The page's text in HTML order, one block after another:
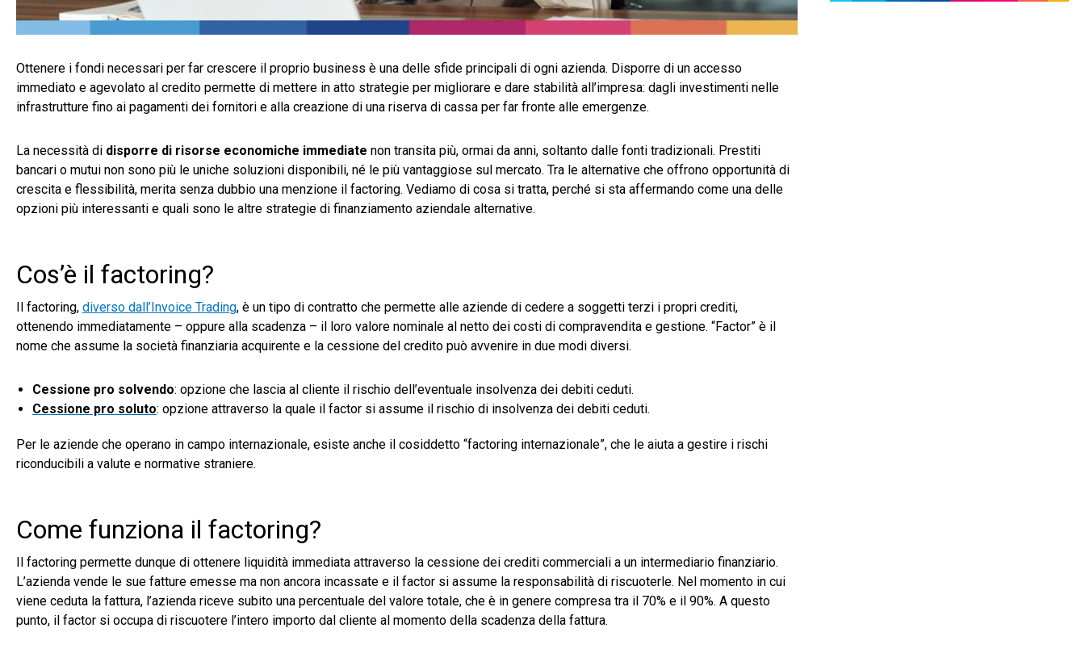
Ottenere i fondi necessari per far crescere il proprio business è una delle sfide principali di ogni azienda. Disporre di un accesso
immediato e agevolato al credito permette di mettere in atto strategie per migliorare e dare stabilità all’impresa: dagli investimenti nelle
infrastrutture fino ai pagamenti dei fornitori e alla creazione di una riserva di cassa per far fronte alle emergenze.
La necessità di disporre di risorse economiche immediate non transita più, ormai da anni, soltanto dalle fonti tradizionali. Prestiti
bancari o mutui non sono più le uniche soluzioni disponibili, né le più vantaggiose sul mercato. Tra le alternative che offrono opportunità di
crescita e flessibilità, merita senza dubbio una menzione il factoring. Vediamo di cosa si tratta, perché si sta affermando come una delle
opzioni più interessanti e quali sono le altre strategie di finanziamento aziendale alternative.
Cos’è il factoring?
Il factoring, diverso dall’Invoice Trading, è un tipo di contratto che permette alle aziende di cedere a soggetti terzi i propri crediti,
ottenendo immediatamente – oppure alla scadenza – il loro valore nominale al netto dei costi di compravendita e gestione. “Factor” è il
nome che assume la società finanziaria acquirente e la cessione del credito può avvenire in due modi diversi.
Cessione pro solvendo: opzione che lascia al cliente il rischio dell’eventuale insolvenza dei debiti ceduti.
Cessione pro soluto: opzione attraverso la quale il factor si assume il rischio di insolvenza dei debiti ceduti.
Per le aziende che operano in campo internazionale, esiste anche il cosiddetto “factoring internazionale”, che le aiuta a gestire i rischi
riconducibili a valute e normative straniere.
Come funziona il factoring?
Il factoring permette dunque di ottenere liquidità immediata attraverso la cessione dei crediti commerciali a un intermediario finanziario.
L’azienda vende le sue fatture emesse ma non ancora incassate e il factor si assume la responsabilità di riscuoterle. Nel momento in cui
viene ceduta la fattura, l’azienda riceve subito una percentuale del valore totale, che è in genere compresa tra il 70% e il 90%. A questo
punto, il factor si occupa di riscuotere l’intero importo dal cliente al momento della scadenza della fattura.